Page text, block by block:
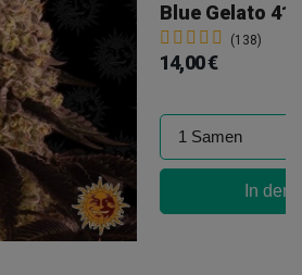
Blue Gelato 41
(138)
14,00 €
In den